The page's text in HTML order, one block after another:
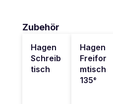
Produktgalerie überspringen
Zubehör
Hagen
Schreib
tisch
Hagen
Freifor
mtisch
135°